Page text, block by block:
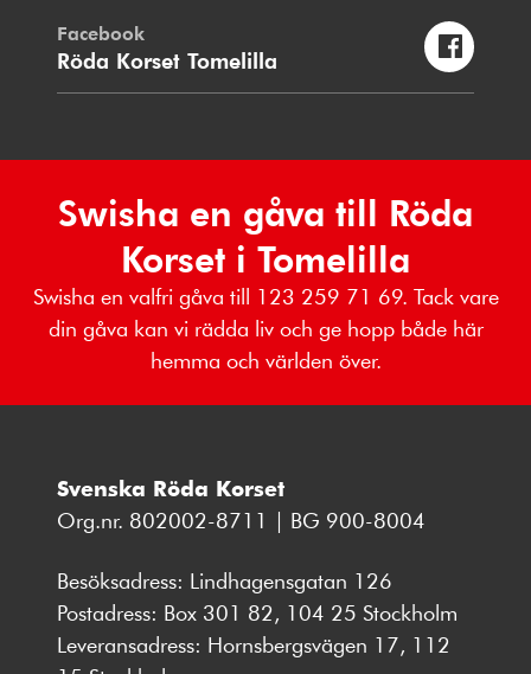
Facebook
Röda Korset Tomelilla
Swisha en gåva till Röda
Korset i Tomelilla
Swisha en valfri gåva till 123 259 71 69. Tack vare
din gåva kan vi rädda liv och ge hopp både här
hemma och världen över.
Svenska Röda Korset
Org.nr. 802002-8711 | BG 900-8004
Besöksadress: Lindhagensgatan 126
Postadress: Box 301 82, 104 25 Stockholm
Leveransadress: Hornsbergsvägen 17, 112